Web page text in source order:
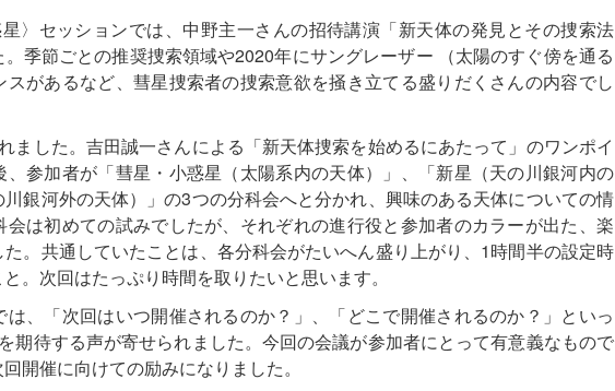
〉セッションでは、中野主一さんの招待講演「新天体の発見とその捜索法
。季節ごとの推奨捜索領域や2020年にサングレーザー （太陽のすぐ傍を通る
があるなど、彗星捜索者の捜索意欲を掻き立てる盛りだくさんの内容でし
ました。吉田誠一さんによる「新天体捜索を始めるにあたって」のワンポイ
、参加者が「彗星・小惑星（太陽系内の天体）」、「新星（天の川銀河内の
銀河外の天体）」の3つの分科会へと分かれ、興味のある天体についての情
は初めての試みでしたが、それぞれの進行役と参加者のカラーが出た、楽
。共通していたことは、各分科会がたいへん盛り上がり、1時間半の設定時
。次回はたっぷり時間を取りたいと思います。
は、「次回はいつ開催されるのか？」、「どこで開催されるのか？」といっ
期待する声が寄せられました。今回の会議が参加者にとって有意義なもので
開催に向けての励みになりました。